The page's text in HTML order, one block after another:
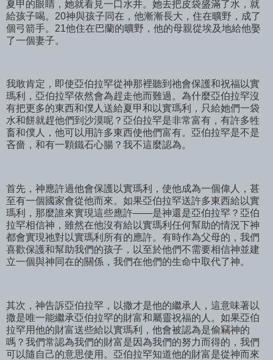
夏甲的眼睛，她就看見一口水井。她去把皮袋盛滿了水，就
給孩子喝。20神與孩子同在，他漸漸長大，住在曠野，成了
個弓箭手。21他住在巴蘭的曠野，他的母親從埃及地給他娶
了一個妻子。
我敢肯定，即使亞伯拉罕從神那裡聽到祂會保護和祝福以實
瑪利，亞伯拉罕依然會為趕走他而難過。為什麼亞伯拉罕沒
有把更多的東西和僕人送給夏甲和以實瑪利，只給她們一袋
水和餅就趕他們到沙漠呢？亞伯拉罕是非常富有，有許多牲
畜和僕人，他可以用許多東西使他們富有。亞伯拉罕是不是
吝嗇，和有一顆鐵石心腸？我不這麼認為。
首先，神應許過他會保護以實瑪利，使他成為一個偉人，甚
至有一個國家會從他而來。如果亞伯拉罕送許多東西給以實
瑪利，那麼誰來實現這些應許——是神還是亞伯拉罕？亞伯
拉罕相信神，雖然在他沒有給以實瑪利任何幫助的情況下神
都會實現祂對以實瑪利所有的應許。有時作為父母的，我們
喜歡保護和幫助我們的孩子，以至於他們不需要相信神並建
立一個與神同在的關係，我們在他們的生命中取代了神。
其次，神告訴亞伯拉罕，以撒才是他的繼承人，這意味著以
撒是唯一能繼承亞伯拉罕的財富和屬靈祝福的人。如果亞伯
拉罕用他的財富送些給以實瑪利，他會被認為是偷竊神的
嗎？我們常認為我們的財富是因為我們的努力而得的，我們
可以隨自己的意思使用。亞伯拉罕知道他的財富是從神而來